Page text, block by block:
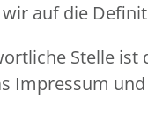
auf die
Stelle
Impressum